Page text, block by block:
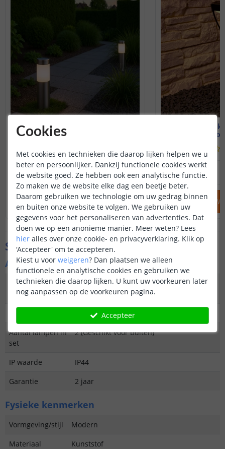
Solar priklamp Lucifer
Set van 2 - Warm wit
238 reviews
OP VOORRAAD 29,95
IN WINKELWAGEN
Solar
38 cm
OP VOORRAAD
IN
Specificaties
Algemene kenmerken
Type
buitenverlichting
Priklamp
Decoratief
Aantal lampen in
set
2 (Geschikt voor buiten)
IP waarde
IP44
Garantie
2 jaar
Fysieke kenmerken
Vormgeving/stijl
Modern
Materiaal
Kunststof
Cookies
Met cookies en technieken die daarop lijken helpen we u
beter en persoonlijker. Dankzij functionele cookies werkt
de website goed. Ze hebben ook een analytische functie.
Zo maken we de website elke dag een beetje beter.
Daarom gebruiken we technologie om uw gedrag binnen
en buiten onze website te volgen. We gebruiken uw
gegevens voor het personaliseren van advertenties. Dat
doen we op een anonieme manier. Meer weten? Lees
hier alles over onze cookie- en privacyverklaring. Klik op
'Accepteer' om te accepteren.
Kiest u voor weigeren? Dan plaatsen we alleen
functionele en analytische cookies en gebruiken we
technieken die daarop lijken. U kunt uw voorkeuren later
nog aanpassen op de voorkeuren pagina.
Accepteer